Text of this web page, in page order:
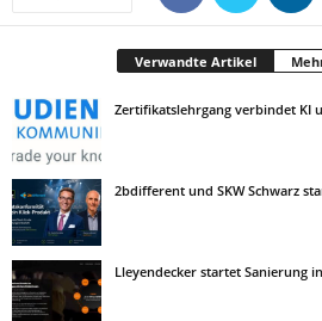
Verwandte Artikel
Zertifikatslehrgang verbindet KI
2bdifferent und SKW Schwarz
Lleyendecker startet Sanierung